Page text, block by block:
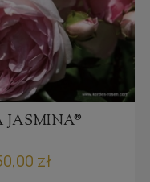
JASMINA®
zł